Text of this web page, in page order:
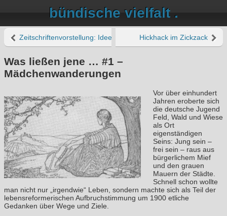
bündische vielfalt .
Zeitschriftenvorstellung: Idee & BewegungHickhack im Zickzack
Was ließen jene … #1 –
Mädchenwanderungen
Vor über einhundert
Jahren eroberte sich
die deutsche Jugend
Feld, Wald und Wiese
als Ort
eigenständigen
Seins: Jung sein –
frei sein – raus aus
bürgerlichem Mief
und den grauen
Mauern der Städte.
Schnell schon wollte
man nicht nur „irgendwie“ Leben, sondern machte sich als Teil der
lebensreformerischen Aufbruchstimmung um 1900 etliche
Gedanken über Wege und Ziele.